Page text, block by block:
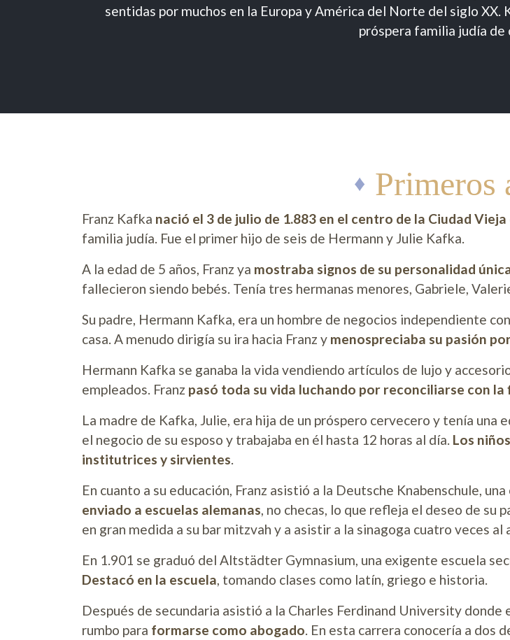
sentidas por muchos en la Europa y América del Norte del siglo
próspera familia judía de
Primeros
Franz Kafka nació el 3 de julio de 1.883 en el centro de la Ciudad
familia judía. Fue el primer hijo de seis de Hermann y Julie Kafka.
A la edad de 5 años, Franz ya mostraba signos de su personalidad
fallecieron siendo bebés. Tenía tres hermanas menores, Gabriele,
Su padre, Hermann Kafka, era un hombre de negocios independiente
casa. A menudo dirigía su ira hacia Franz y menospreciaba su pasión
Hermann Kafka se ganaba la vida vendiendo artículos de lujo y
empleados. Franz pasó toda su vida luchando por reconciliarse con
La madre de Kafka, Julie, era hija de un próspero cervecero y tenía una
el negocio de su esposo y trabajaba en él hasta 12 horas al día. Los
institutrices y sirvientes.
En cuanto a su educación, Franz asistió a la Deutsche Knabenschule,
enviado a escuelas alemanas, no checas, lo que refleja el deseo de su
en gran medida a su bar mitzvah y a asistir a la sinagoga cuatro veces al
En 1.901 se graduó del Altstädter Gymnasium, una exigente escuela
Destacó en la escuela, tomando clases como latín, griego e historia.
Después de secundaria asistió a la Charles Ferdinand University
rumbo para formarse como abogado. En esta carrera conocería a dos